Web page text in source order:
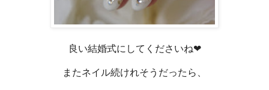
良い結婚式にしてくださいね❤
またネイル続けれそうだったら、